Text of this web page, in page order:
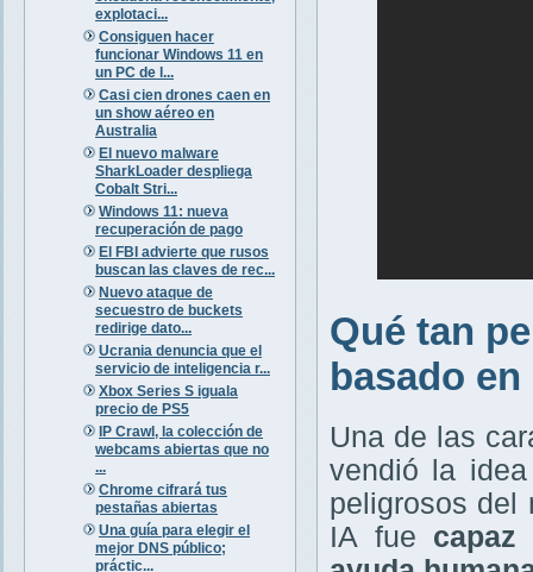
explotaci...
Consiguen hacer
funcionar Windows 11 en
un PC de l...
Casi cien drones caen en
un show aéreo en
Australia
El nuevo malware
SharkLoader despliega
Cobalt Stri...
Windows 11: nueva
recuperación de pago
El FBI advierte que rusos
buscan las claves de rec...
Nuevo ataque de
secuestro de buckets
redirige dato...
Ucrania denuncia que el
servicio de inteligencia r...
Xbox Series S iguala
precio de PS5
IP Crawl, la colección de
webcams abiertas que no
...
Chrome cifrará tus
pestañas abiertas
Una guía para elegir el
mejor DNS público;
práctic...
Qué tan
basado
Una de las
vendió la
peligrosos del
IA fue